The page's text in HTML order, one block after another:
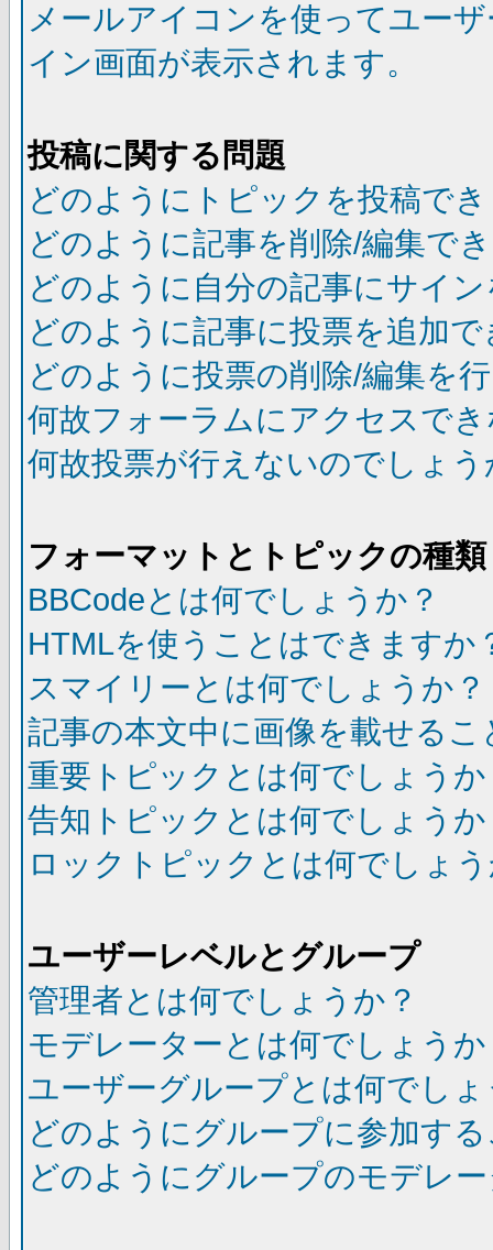
メールアイコンを使ってユー
イン画面が表示されます。
投稿に関する問題
どのようにトピックを投稿で
どのように記事を削除/編集で
どのように自分の記事にサイ
どのように記事に投票を追加
どのように投票の削除/編集を
何故フォーラムにアクセスで
何故投票が行えないのでしょう
フォーマットとトピックの種類
BBCodeとは何でしょうか？
HTMLを使うことはできますか
スマイリーとは何でしょうか？
記事の本文中に画像を載せる
重要トピックとは何でしょうか
告知トピックとは何でしょうか
ロックトピックとは何でしょ
ユーザーレベルとグループ
管理者とは何でしょうか？
モデレーターとは何でしょうか
ユーザーグループとは何でし
どのようにグループに参加す
どのようにグループのモデレ